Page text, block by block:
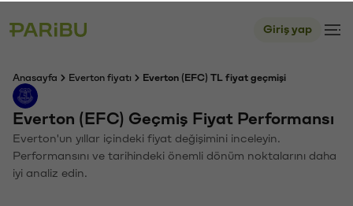
Giriş yap
Anasayfa Everton fiyatı Everton (EFC) TL fiyat geçmişi
Everton (EFC) Geçmiş Fiyat Performansı
Everton'un yıllar içindeki fiyat değişimini inceleyin.
Performansını ve tarihindeki önemli dönüm noktalarını daha
iyi analiz edin.